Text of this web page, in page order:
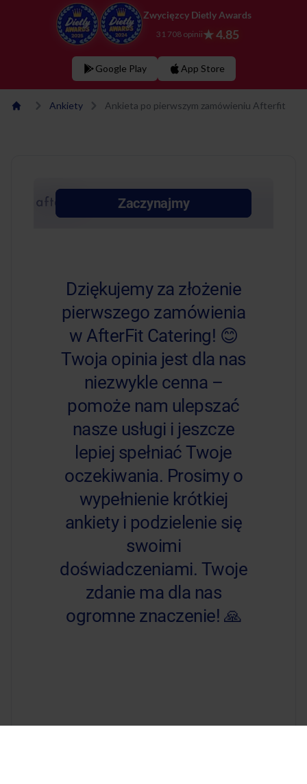
Zwycięzcy Dietly Awards
31 708 opinii★ 4.85
Google Play App Store
Ankiety Ankieta po pierwszym zamówieniu Afterfit